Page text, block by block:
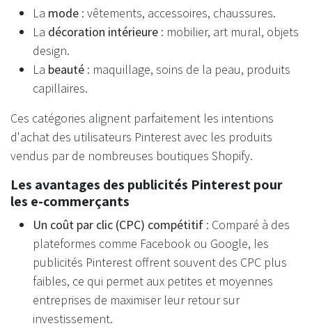
La mode : vêtements, accessoires, chaussures.
La décoration intérieure : mobilier, art mural, objets
design.
La beauté : maquillage, soins de la peau, produits
capillaires.
Ces catégories alignent parfaitement les intentions
d'achat des utilisateurs Pinterest avec les produits
vendus par de nombreuses boutiques Shopify.
Les avantages des publicités Pinterest pour
les e-commerçants
Un coût par clic (CPC) compétitif : Comparé à des
plateformes comme Facebook ou Google, les
publicités Pinterest offrent souvent des CPC plus
faibles, ce qui permet aux petites et moyennes
entreprises de maximiser leur retour sur
investissement.